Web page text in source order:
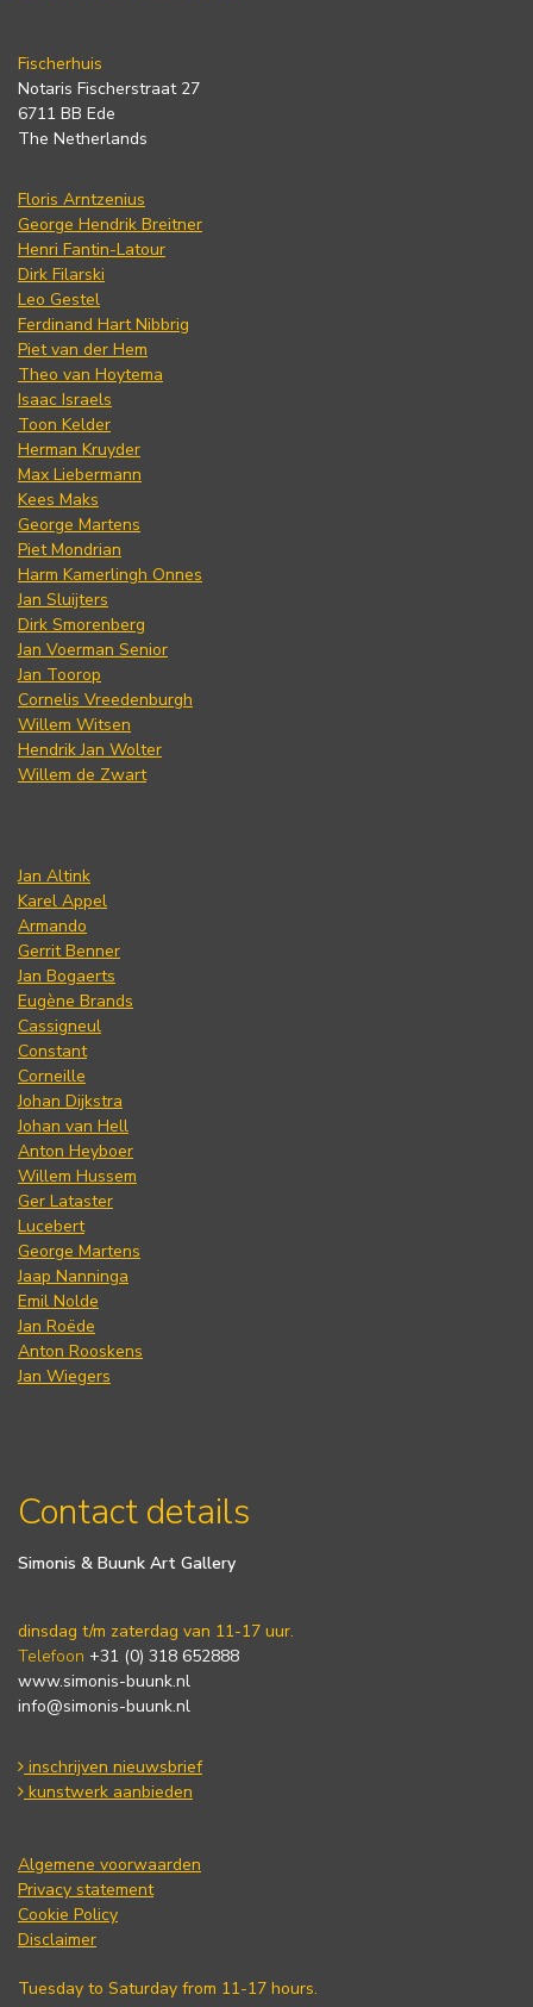
Fischerhuis
Notaris Fischerstraat 27
6711 BB Ede
The Netherlands
Floris Arntzenius
George Hendrik Breitner
Henri Fantin-Latour
Dirk Filarski
Leo Gestel
Ferdinand Hart Nibbrig
Piet van der Hem
Theo van Hoytema
Isaac Israels
Toon Kelder
Herman Kruyder
Max Liebermann
Kees Maks
George Martens
Piet Mondrian
Harm Kamerlingh Onnes
Jan Sluijters
Dirk Smorenberg
Jan Voerman Senior
Jan Toorop
Cornelis Vreedenburgh
Willem Witsen
Hendrik Jan Wolter
Willem de Zwart
Jan Altink
Karel Appel
Armando
Gerrit Benner
Jan Bogaerts
Eugène Brands
Cassigneul
Constant
Corneille
Johan Dijkstra
Johan van Hell
Anton Heyboer
Willem Hussem
Ger Lataster
Lucebert
George Martens
Jaap Nanninga
Emil Nolde
Jan Roëde
Anton Rooskens
Jan Wiegers
Contact details
Simonis & Buunk Art Gallery
dinsdag t/m zaterdag van 11-17 uur.
Telefoon +31 (0) 318 652888
www.simonis-buunk.nl
info@simonis-buunk.nl
inschrijven nieuwsbrief
kunstwerk aanbieden
Algemene voorwaarden
Privacy statement
Cookie Policy
Disclaimer
Tuesday to Saturday from 11-17 hours.